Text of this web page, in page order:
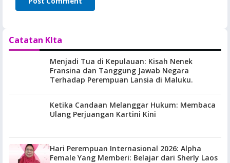
Catatan KIta
Menjadi Tua di Kepulauan: Kisah Nenek
Fransina dan Tanggung Jawab Negara
Terhadap Perempuan Lansia di Maluku.
Ketika Candaan Melanggar Hukum: Membaca
Ulang Perjuangan Kartini Kini
Hari Perempuan Internasional 2026: Alpha
Female Yang Memberi: Belajar dari Sherly Laos